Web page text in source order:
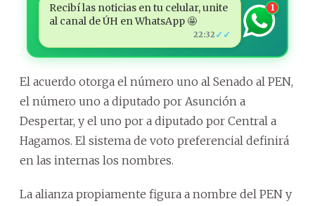
Recibí las noticias en tu celular, unite
al canal de ÚH en WhatsApp 🤩
22:32 ✓✓
1
El acuerdo otorga el número uno al Senado al PEN,
el número uno a diputado por Asunción a
Despertar, y el uno por a diputado por Central a
Hagamos. El sistema de voto preferencial definirá
en las internas los nombres.
La alianza propiamente figura a nombre del PEN y